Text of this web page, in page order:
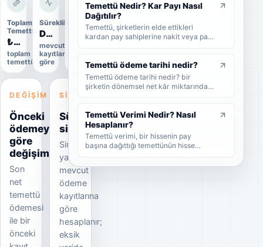
Toplam
Temettü
₺100,0 Mn
toplam
temettü
Süreklilik
Düzensiz
mevcut
kayıtlara
göre
Uygulama
durumu
DEĞIŞIM
Önceki
ödemeye
göre
değişim
Son
net
temettü
ödemesi
ile bir
önceki
SINYAL
Süreklilik
sinyali
Sinyal
yalnızca
mevcut
ödeme
kayıtlarına
göre
hesaplanır;
eksik
verimi ve örnek hesaplama adımlarını
sade şekilde bulabilirsiniz.
Temettü Nedir? Kar Payı Nasıl
Dağıtılır?
Temettü, şirketlerin elde ettikleri
kardan pay sahiplerine nakit veya pay
nasıl dağıtıldığını, brüt-net temettü
farkını, temettü tarihlerini ve
yatırımcıların dikkat etmesi
gerekenleri sade şekilde bulabilirsiniz.
Temettü ödeme tarihi nedir?
Temettü ödeme tarihi nedir? bir
şirketin dönemsel net kâr miktarından
Temettü Verimi Nedir? Nasıl
Hesaplanır?
Temettü verimi, bir hissenin pay
başına dağıttığı temettünün hisse
göstergedir. Bu rehberde temettü
veriminin nasıl hesaplandığını, yüksek
temettü veriminin ne anlama geldiğini
ve yatırımcıların bu oranı nasıl
yorumlaması gerektiğini sade